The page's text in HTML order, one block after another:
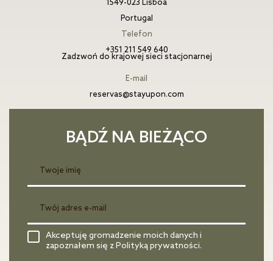
1549-023 Lisboa
Portugal
Telefon
+351 211 549 640
Zadzwoń do krajowej sieci stacjonarnej
E-mail
reservas@stayupon.com
BĄDŹ NA BIEŻĄCO
Akceptuję gromadzenie moich danych i
zapoznałem się z Polityką prywatności.